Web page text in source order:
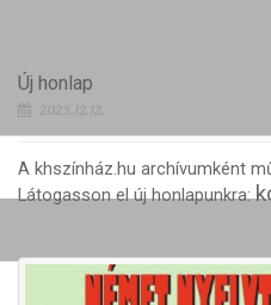
Új honlap
2023.12.12.
A khszínház.hu archívumként
Látogasson el új honlapunkra: